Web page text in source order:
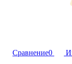
Сравнение0